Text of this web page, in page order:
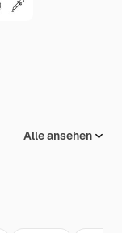
Alle ansehen